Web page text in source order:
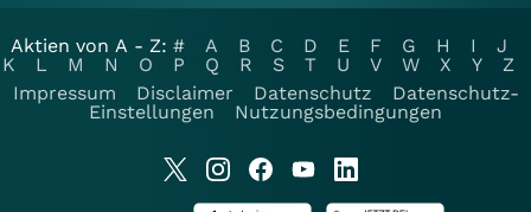
Aktien von A - Z: # A B C D E F G H I
J
K
L M N O P Q R S T U V W X Y
Z
Impressum
Disclaimer Datenschutz
Datenschutz-
Einstellungen
Nutzungsbedingungen